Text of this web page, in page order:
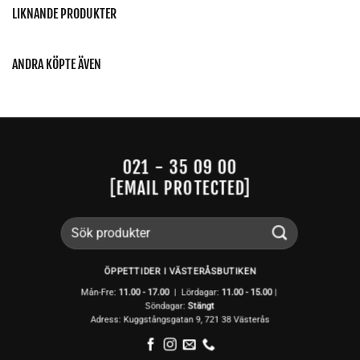
LIKNANDE PRODUKTER
ANDRA KÖPTE ÄVEN
021 - 35 09 00
[EMAIL PROTECTED]
Sök
efter:
ÖPPETTIDER I VÄSTERÅSBUTIKEN
Mån-Fre: 11.00 - 17.00| Lördagar: 11.00 - 15.00 |
Söndagar:Stängt
Adress: Kuggstångsgatan 9, 721 38 Västerås